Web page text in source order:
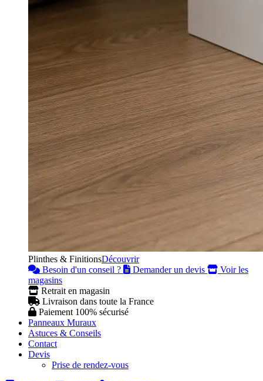
Plinthes & FinitionsDécouvrir
Besoin d'un conseil ?
Demander un devis
Voir les
magasins
Retrait en magasin
Livraison dans toute la France
Paiement 100% sécurisé
Panneaux Muraux
Astuces & Conseils
Contact
Devis
Prise de rendez-vous